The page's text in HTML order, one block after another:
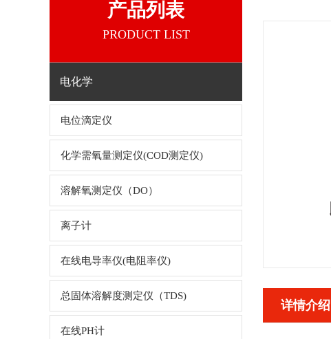
产品列表
PRODUCT LIST
电化学
电位滴定仪
化学需氧量测定仪(COD测定仪)
溶解氧测定仪（DO）
离子计
在线电导率仪(电阻率仪)
总固体溶解度测定仪（TDS)
在线PH计
详情介绍